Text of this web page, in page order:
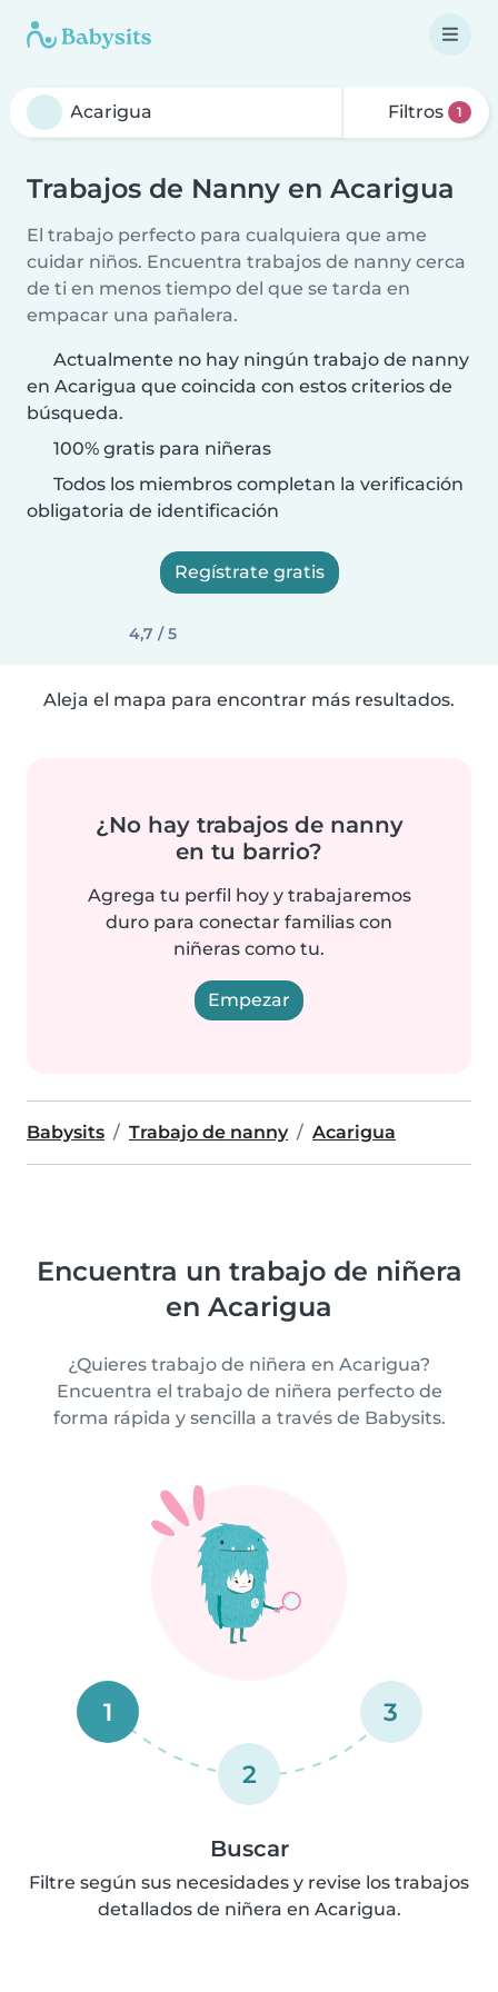
Filtros 1
Trabajos de Nanny en Acarigua
El trabajo perfecto para cualquiera que ame
cuidar niños. Encuentra trabajos de nanny cerca
de ti en menos tiempo del que se tarda en
empacar una pañalera.
Actualmente no hay ningún trabajo de nanny
en Acarigua que coincida con estos criterios de
búsqueda.
100% gratis para niñeras
Todos los miembros completan la verificación
obligatoria de identificación
Regístrate gratis
4,7 / 5
Aleja el mapa para encontrar más resultados.
¿No hay trabajos de nanny
en tu barrio?
Agrega tu perfil hoy y trabajaremos
duro para conectar familias con
niñeras como tu.
Empezar
Babysits Trabajo de nanny Acarigua
Encuentra un trabajo de niñera
en Acarigua
¿Quieres trabajo de niñera en Acarigua?
Encuentra el trabajo de niñera perfecto de
forma rápida y sencilla a través de Babysits.
1
2
3
Buscar
Filtre según sus necesidades y revise los trabajos
detallados de niñera en Acarigua.